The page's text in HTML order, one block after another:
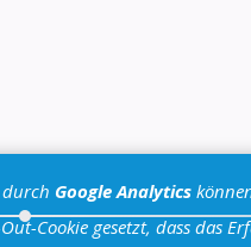
durch Google Analytics
Cookie gesetzt, dass das